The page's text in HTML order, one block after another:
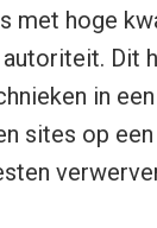
met hoge
Dit
in
sites op